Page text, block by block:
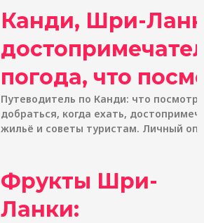
Канди, Шри-
погода, что
Путеводитель по Канди: что
добраться, когда ехать,
жильё и советы туристам. Личный
Фрукты Шри-
Ланки: